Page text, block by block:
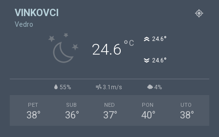
VINKOVCI
Vedro
24.6 °C 24.6°
24.6°
55% 3.1m/s 4%
PET
38°
SUB
36°
NED
37°
PON
40°
UTO
38°